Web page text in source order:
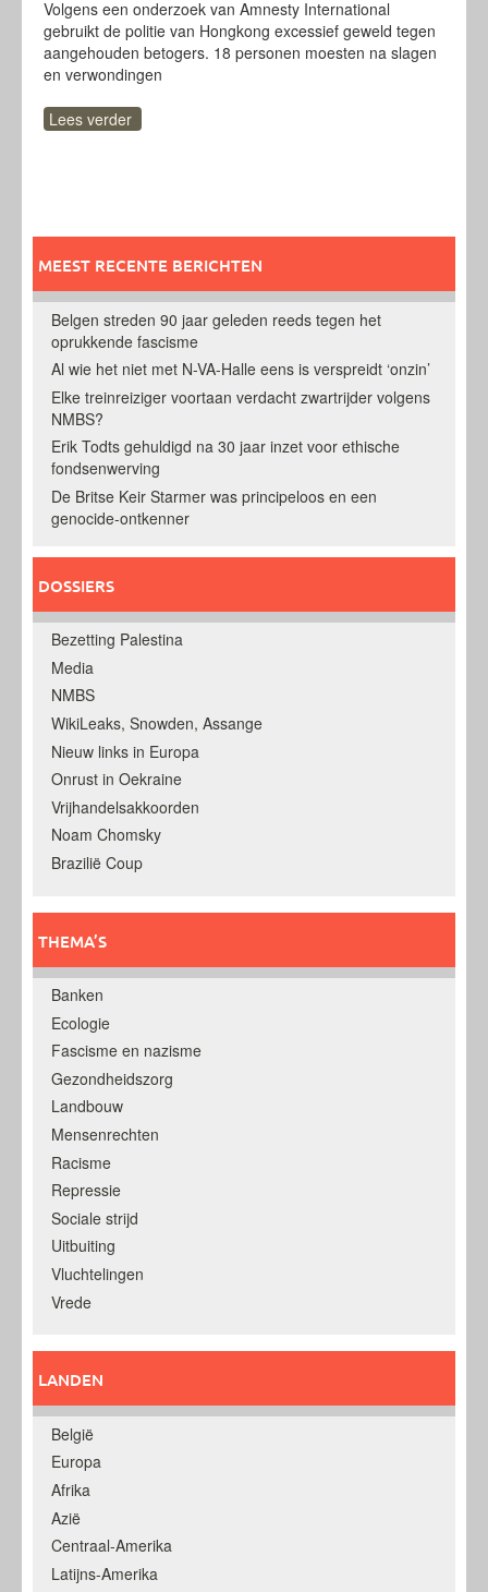
Volgens een onderzoek van Amnesty International
gebruikt de politie van Hongkong excessief geweld tegen
aangehouden betogers. 18 personen moesten na slagen
en verwondingen
Lees verder
MEEST RECENTE BERICHTEN
Belgen streden 90 jaar geleden reeds tegen het
oprukkende fascisme
Al wie het niet met N-VA-Halle eens is verspreidt ‘onzin’
Elke treinreiziger voortaan verdacht zwartrijder volgens
NMBS?
Erik Todts gehuldigd na 30 jaar inzet voor ethische
fondsenwerving
De Britse Keir Starmer was principeloos en een
genocide-ontkenner
DOSSIERS
Bezetting Palestina
Media
NMBS
WikiLeaks, Snowden, Assange
Nieuw links in Europa
Onrust in Oekraine
Vrijhandelsakkoorden
Noam Chomsky
Brazilië Coup
THEMA’S
Banken
Ecologie
Fascisme en nazisme
Gezondheidszorg
Landbouw
Mensenrechten
Racisme
Repressie
Sociale strijd
Uitbuiting
Vluchtelingen
Vrede
LANDEN
België
Europa
Afrika
Azië
Centraal-Amerika
Latijns-Amerika